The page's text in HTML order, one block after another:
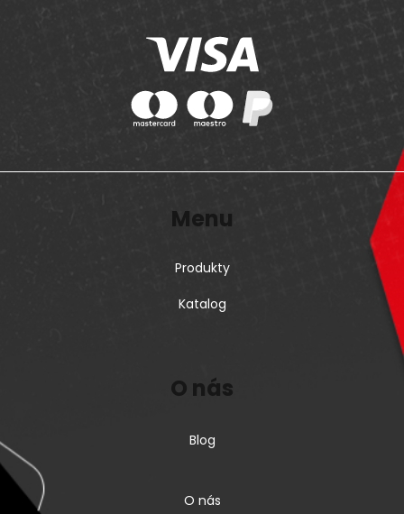
Menu
Produkty
Katalog
O nás
Blog
O nás